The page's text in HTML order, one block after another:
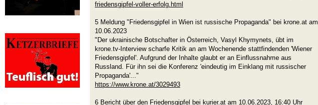
friedensgipfel-voller-erfolg.html
5 Meldung "Friedensgipfel in Wien ist russische Propaganda" bei krone.at am
10.06.2023
"Der ukrainische Botschafter in Österreich, Vasyl Khymynets, übt im
krone.tv-Interview scharfe Kritik an am Wochenende stattfindenden 'Wiener
Friedensgipfel'. Aufgrund der Inhalte glaubt er an Einflussnahme aus
Russland. Für ihn sei die Konferenz 'eindeutig im Einklang mit russischer
Propaganda'..."
https://www.krone.at/3029493
6 Bericht über den Friedensgipfel bei kurier.at am 10.06.2023, 16:40 Uhr